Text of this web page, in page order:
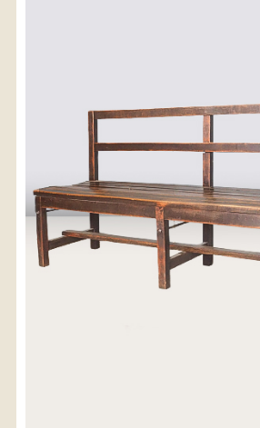
・配送についての詳細は、こちら→
【送料を確認
お届け先、送料ランクを選択す
示されます。
お届け先